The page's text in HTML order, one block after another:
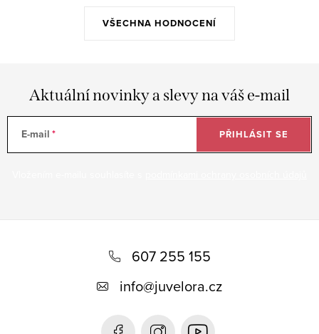
VŠECHNA HODNOCENÍ
Aktuální novinky a slevy na váš e-mail
E-mail PŘIHLÁSIT SE
607 255 155
info@juvelora.cz